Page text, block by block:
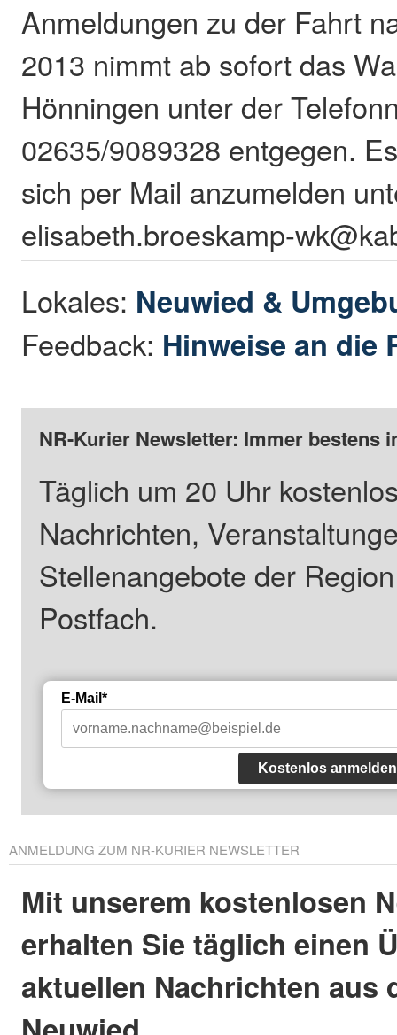
Anmeldungen zu der Fahrt
2013 nimmt ab sofort das
Hönningen unter der
02635/9089328 entgegen.
sich per Mail anzumelden
elisabeth.broeskamp-
Lokales: Neuwied &
Feedback: Hinweise an die
NR-Kurier Newsletter: Immer bestens
Täglich um 20 Uhr
Nachrichten,
Stellenangebote der
Postfach.
E-Mail*
Kostenlos anmelden
ANMELDUNG ZUM NR-KURIER NEWSLETTER
Mit unserem kostenlosen
erhalten Sie täglich einen
aktuellen Nachrichten aus